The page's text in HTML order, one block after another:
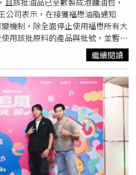
湯，其實能幫身體排汗、促進新陳
常好。當你結束一天的慢活行程，
無色無味「美人湯（碳酸氫鈉
舒張，緊繃的肌肉跟壓力瞬間都煙
渴望的就是補充優質蛋白質。從溫
餐廳，窗外就是五峰旗綠意盎然的
準備的熟成牛排，從皮膚毛孔的放
身心靈在溫泉蒸汽與山林美景的陪
全感官療癒。今年夏天，不妨給自己
，讓療癒的溫泉洗去疲憊，並好好
美饌吧！【活動資訊與預訂專線】•
蘭縣礁溪鄉五
限量供應，敬請提前預約
李營養師建議民眾採取黃金搭配，
低膽固醇，搭配牛肉或豬肝則可大
梗切細與絞肉同炒，更是牙口不佳
養師呼籲，與其追求昂貴的營養
菜端上餐桌，用最平實的食材守護
公司表示，在接獲福懋油脂通知
機制，除全面停止使用福懋所有大
用該批原料的產品與批號，並暫停
此次受影響的產品共有8個品項，
）、紅燒牛肉湯麵（袋裝、碗
湯麵（袋裝）、辣辣海鮮湯麵（袋
燻香素雞湯麵（桶裝）。味王指
料的產品，目前正依《食安法》相關
後續結果將主動通報衛生主管機
置措施。為保障消費者權益，味王已
機制。消費者若購買上述受影響產
止，可持發票或產品實體，前往原
貨。
繼續閱讀